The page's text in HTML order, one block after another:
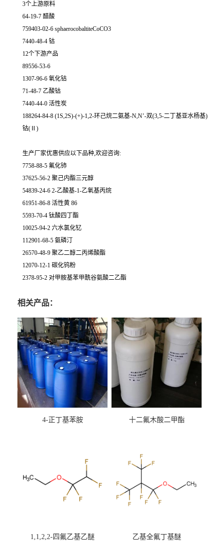
3个上游原料
64-19-7 醋酸
759403-02-6 sphaerocobaltiteCoCO3
7440-48-4 钴
12个下游产品
89556-53-6
1307-96-6 氧化钴
71-48-7 乙酸钴
7440-44-0 活性炭
188264-84-8 (1S,2S)-(+)-1,2-环己烷二氨基-N,N’-双(3,5-二丁基亚水杨基)
钴(Ⅱ)
生产厂家优惠供应以下品种,欢迎咨询:
7758-88-5 氟化铈
37625-56-2 聚己内酯三元醇
54839-24-6 2-乙酸基-1-乙氧基丙烷
61951-86-8 活性黄 86
5593-70-4 钛酸四丁酯
10025-94-2 六水氯化钇
112901-68-5 氨磷汀
26570-48-9 聚乙二醇二丙烯酸酯
12070-12-1 碳化钨粉
2378-95-2 对甲胺基苯甲酰谷氨酸二乙酯
相关产品：
4-正丁基苯胺 十二氟木酸二甲酯
1,1,2,2-四氟乙基乙醚 乙基全氟丁基醚